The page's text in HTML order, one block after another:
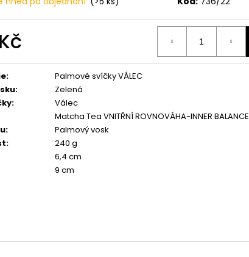
:
Palmové svíčky VÁLEC
:
Zelená
:
Válec
Matcha Tea VNITŘNÍ ROVNOVÁHA-INNER BALANCE
:
Palmový vosk
:
240 g
6,4 cm
9 cm
PŘÍRODNÍ VONNÁ SVÍČKA PALMOVÁ -
VANILKA
99 Kč